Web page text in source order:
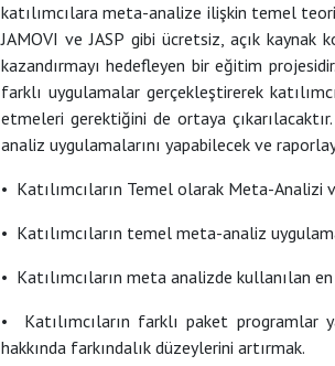
katılımcılara meta-analize ilişkin temel
JAMOVI ve JASP gibi ücretsiz, açık
kazandırmayı hedefleyen bir eğitim
farklı uygulamalar gerçekleştirerek
etmeleri gerektiğini de ortaya
analiz uygulamalarını yapabilecek ve
• Katılımcıların Temel olarak Meta-
• Katılımcıların temel meta-analiz
• Katılımcıların meta analizde kullanılan
• Katılımcıların farklı paket programlar
hakkında farkındalık düzeylerini artırmak.